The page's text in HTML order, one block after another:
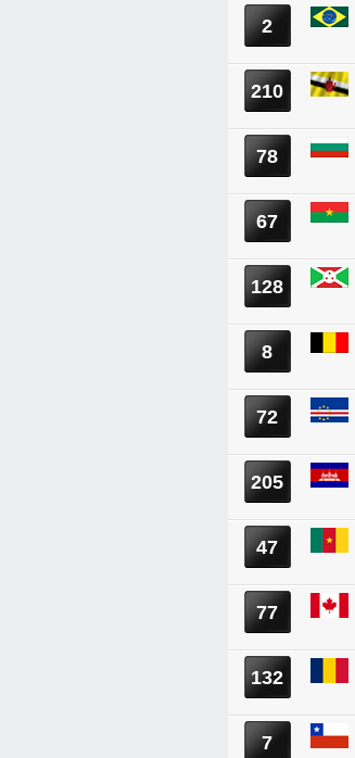
2
210
78
67
128
8
72
205
47
77
132
7